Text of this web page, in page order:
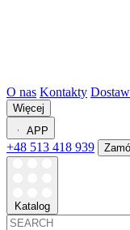
O nas Kontakty
Więcej
APP
+48 513 418 939
Katalog